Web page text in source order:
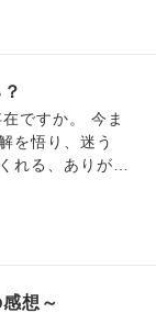
を悟り、迷う
れる、ありがた
んだから、精神
ほしい』のよう
想～